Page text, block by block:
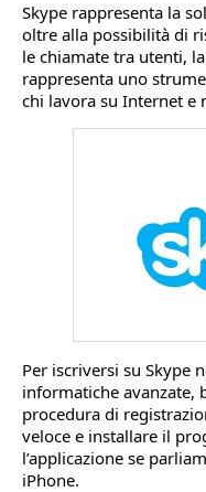
Skype rappresenta la
oltre alla possibilità di
le chiamate tra utenti,
rappresenta uno
chi lavora su Internet e
Per iscriversi su Skype
informatiche avanzate,
procedura di
veloce e installare il
l’applicazione se
iPhone.